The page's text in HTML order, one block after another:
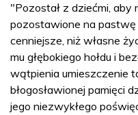
"Pozostał z dziećmi, aby
pozostawione na pastwę
cenniejsze, niż własne
mu głębokiego hołdu i
wątpienia umieszczenie
błogosławionej pamięci
jego niezwykłego